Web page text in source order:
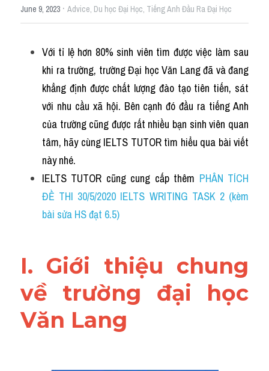
Noun
Verb
Du học Hà Lan
Du học Cấp Ba
Đề thi thật Task 1
Adv
Cách dùng từ
Task 1
Phân biệt từ
Advice
IELTS Advice
June 9, 2023 · Advice, Du học Đại Học, Tiếng Anh Đầu Ra Đại Học
Với tỉ lệ hơn 80% sinh viên tìm được việc làm sau
khi ra trường, trường Đại học Văn Lang đã và đang
khẳng định được chất lượng đào tạo tiên tiến, sát
với nhu cầu xã hội. Bên cạnh đó đầu ra tiếng Anh
của trường cũng được rất nhiều bạn sinh viên quan
tâm, hãy cùng IELTS TUTOR tìm hiểu qua bài viết
này nhé.
IELTS TUTOR cũng cung cấp thêm PHÂN TÍCH
ĐỀ THI 30/5/2020 IELTS WRITING TASK 2 (kèm
bài sửa HS đạt 6.5)
I. Giới thiệu chung
về trường đại học
Văn Lang